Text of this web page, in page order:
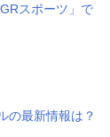
スポーツ」で
の最新情報は？